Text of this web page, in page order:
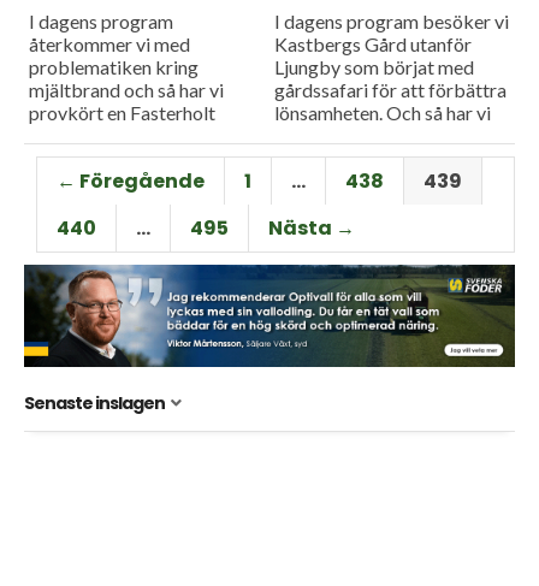
I dagens program
återkommer vi med
problematiken kring
mjältbrand och så har vi
provkört en Fasterholt
reporter Filip Niléhn
berättar om för- och
nackdelar med den.
I dagens program besöker vi
Kastbergs Gård utanför
Ljungby som börjat med
gårdssafari för att förbättra
lönsamheten. Och så har vi
maskintillverkaren Kuhns
pressvisning i...
← Föregående 1 … 438
439
440
… 495 Nästa →
Senaste inslagen